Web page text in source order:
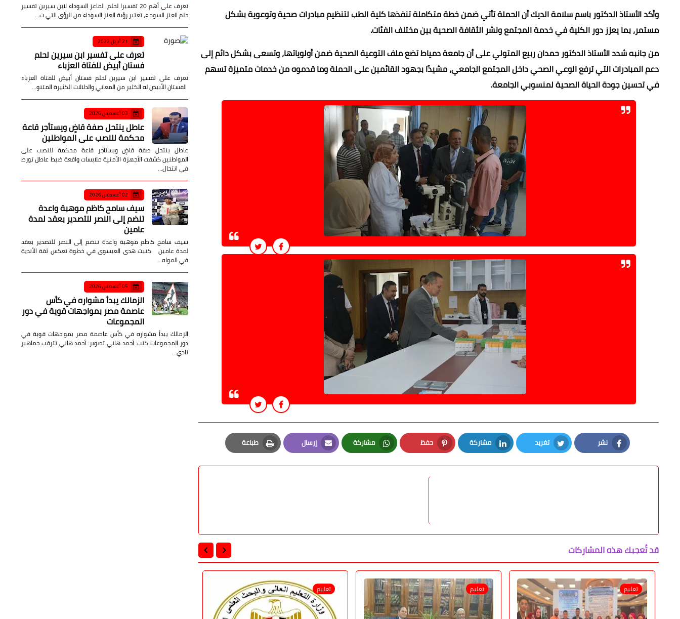
وأكد الأستاذ الدكتور باسم سلامة الديك أن الحملة تأتي ضمن خطة متكاملة تنفذها كلية الطب لتنظيم مبادرات صحية وتوعوية بشكل
مستمر، بما يعزز دور الكلية في خدمة المجتمع ونشر الثقافة الصحية بين مختلف الفئات.
من جانبه شدد الأستاذ الدكتور حمدان ربيع المتولي على أن جامعة دمياط تضع ملف التوعية الصحية ضمن أولوياتها، وتسعى بشكل دائم إلى
دعم المبادرات التي ترفع الوعي الصحي داخل المجتمع الجامعي، مشيدًا بجهود القائمين على الحملة وما قدموه من خدمات متميزة تسهم
في تحسين جودة الحياة الصحية لمنسوبي الجامعة.
نشر
Facebook
تغريد
Twitter
مشاركة
LinkedIn
حفظ
Pinterest
مشاركة
Whatsapp
إرسال
Email
طباعة
Print
قد تُعجبك هذه المشاركات
تعليم تعليم تعليم
تعرف على أهم 20 تفسيرا لحلم الماعز السوداء لابن سيرين تفسير
حلم العنز السوداء، تعتبر رؤية العنز السوداء من الرؤى التي ت…
21 أبريل 2022
تعرف على تفسير ابن سيرين لحلم
فستان أبيض للفتاة العزباء
تعرف على تفسير ابن سيرين لحلم فستان أبيض للفتاة العزباء
الفستان الأبيض له الكثير من المعاني والدلالات الكثيرة المتنو…
03 أغسطس 2026
عاطل ينتحل صفة قاضٍ ويستأجر قاعة
محكمة للنصب على المواطنين
عاطل ينتحل صفة قاضٍ ويستأجر قاعة محكمة للنصب على
المواطنين كشفت الأجهزة الأمنية ملابسات واقعة ضبط عاطل تورط
في انتحال…
02 أغسطس 2026
سيف سامح كاظم موهبة واعدة
تنضم إلى النصر للتصدير بعقد لمدة
عامين
سيف سامح كاظم موهبة واعدة تنضم إلى النصر للتصدير بعقد
لمدة عامين كتبت هدى العيسوى في خطوة تعكس ثقة الأندية
في المواه…
05 أغسطس 2026
الزمالك يبدأ مشواره في كأس
عاصمة مصر بمواجهات قوية في دور
المجموعات
الزمالك يبدأ مشواره في كأس عاصمة مصر بمواجهات قوية في
دور المجموعات كتب: أحمد هاني تصوير: أحمد هاني تترقب جماهير
نادي…